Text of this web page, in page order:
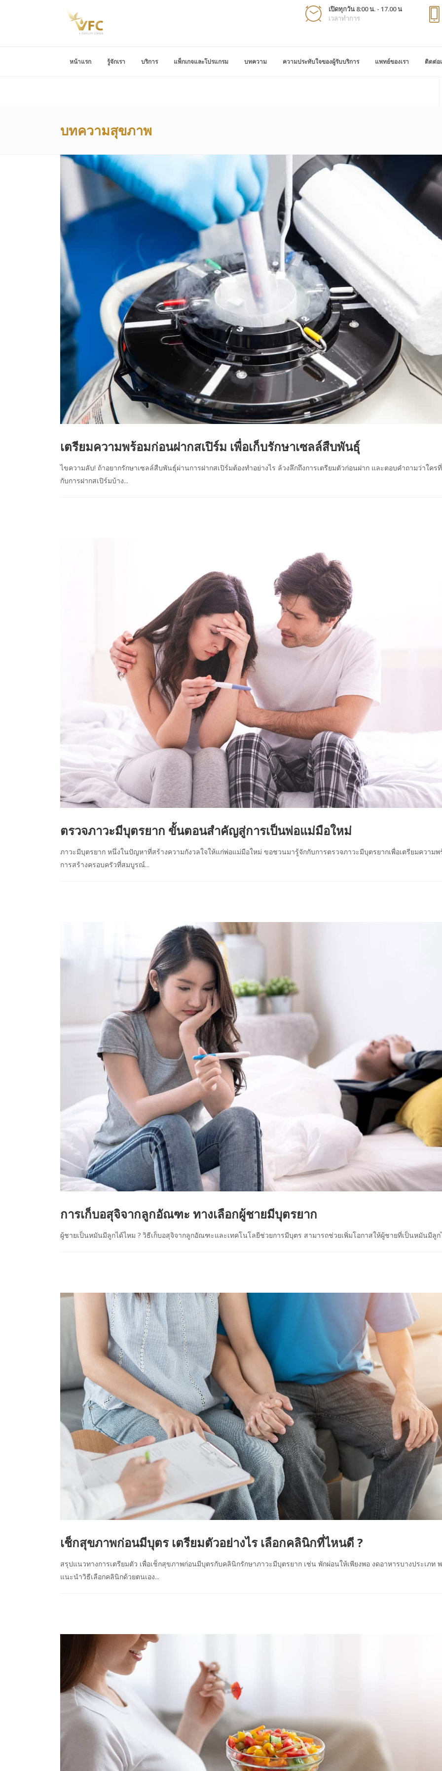
เปิดทุกวัน 8:00 น. - 17.00 น
เวลาทำการ
หน้าแรก รู้จักเรา บริการ แพ็กเกจและโปรแกรม บทความ ความประทับใจของผู้รับบริการ แพทย์ของเรา ติดต่อ
บทความสุขภาพ
เตรียมความพร้อมก่อนฝากสเปิร์ม เพื่อเก็บรักษาเซลล์สืบพันธุ์
ไขความลับ! ถ้าอยากรักษาเซลล์สืบพันธุ์ผ่านการฝากสเปิร์มต้องทำอย่างไร ล้วงลึกถึงการเตรียมตัวก่อนฝาก และตอบคำถามว่าใคร
กับการฝากสเปิร์มบ้าง...
ตรวจภาวะมีบุตรยาก ขั้นตอนสำคัญสู่การเป็นพ่อแม่มือใหม่
ภาวะมีบุตรยาก หนึ่งในปัญหาที่สร้างความกังวลใจให้แก่พ่อแม่มือใหม่ ขอชวนมารู้จักกับการตรวจภาวะมีบุตรยากเพื่อเตรียมความ
การสร้างครอบครัวที่สมบูรณ์...
การเก็บอสุจิจากลูกอัณฑะ ทางเลือกผู้ชายมีบุตรยาก
ผู้ชายเป็นหมันมีลูกได้ไหม ? วิธีเก็บอสุจิจากลูกอัณฑะและเทคโนโลยีช่วยการมีบุตร สามารถช่วยเพิ่มโอกาสให้ผู้ชายที่เป็นหมันมีลูก
เช็กสุขภาพก่อนมีบุตร เตรียมตัวอย่างไร เลือกคลินิกที่ไหนดี ?
สรุปแนวทางการเตรียมตัว เพื่อเช็กสุขภาพก่อนมีบุตรกับคลินิกรักษาภาวะมีบุตรยาก เช่น พักผ่อนให้เพียงพอ งดอาหารบางประเภท
แนะนำวิธีเลือกคลินิกด้วยตนเอง...